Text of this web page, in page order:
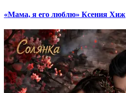
«Мама, я его люблю» Ксения Хиж